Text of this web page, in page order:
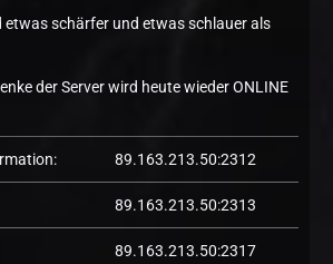
etwas schärfer und etwas schlauer als
der Server wird heute wieder ONLINE
89.163.213.50:2312
89.163.213.50:2313
89.163.213.50:2317